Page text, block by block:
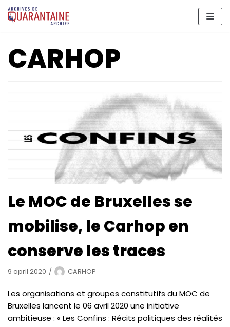
Meteen
naar
inhoud
CARHOP
Le MOC de Bruxelles se
mobilise, le Carhop en
conserve les traces
9 april 2020 CARHOP
Les organisations et groupes constitutifs du MOC de
Bruxelles lancent le 06 avril 2020 une initiative
ambitieuse : « Les Confins : Récits politiques des réalités